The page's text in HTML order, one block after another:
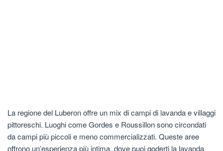
La regione del Luberon offre un mix di campi di lavanda e villaggi
pittoreschi. Luoghi come Gordes e Roussillon sono circondati
da campi più piccoli e meno commercializzati. Queste aree
offrono un’esperienza più intima, dove puoi goderti la lavanda